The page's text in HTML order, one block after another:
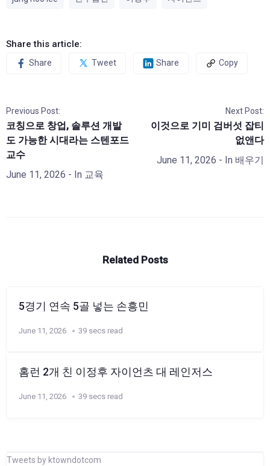
Share this article:
Share Tweet Share Copy
Previous Post:
코칭으로 창업, 솔루션 개발
도 가능한 시대라는 스텐포드
교수
June 11, 2026 - In 교육
Next Post:
이것으로 기미 검버섯 잡티
없앤다
June 11, 2026 - In 배우기
Related Posts
5경기 연속 5골 넣는 손흥민
June 11, 2026 39 secs read
홈런 2개 친 이정후 자이언츠 대 레인저스
June 11, 2026 39 secs read
Tweets by ktowndotcom